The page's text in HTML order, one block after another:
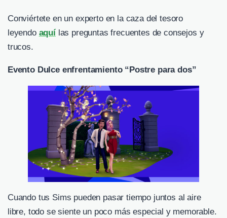
Conviértete en un experto en la caza del tesoro
leyendo aquílas preguntas frecuentes de consejos y
trucos.
Evento Dulce enfrentamiento “Postre para dos”
Cuando tus Sims pueden pasar tiempo juntos al aire
libre, todo se siente un poco más especial y memorable.